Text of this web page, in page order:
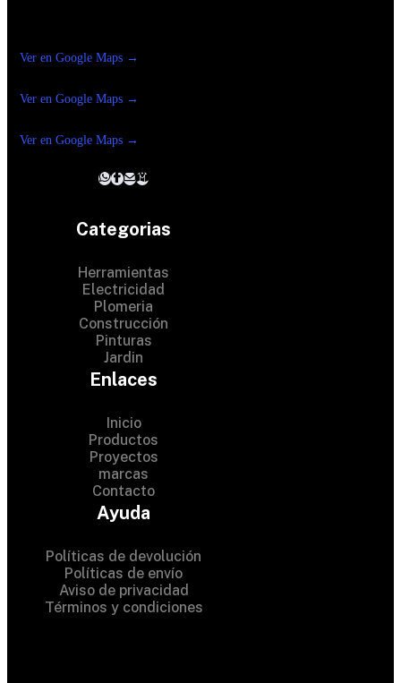
Ver en Google Maps →
Ver en Google Maps →
Ver en Google Maps →
Categorias
Herramientas
Electricidad
Plomeria
Construcción
Pinturas
Jardin
Enlaces
Inicio
Productos
Proyectos
marcas
Contacto
Ayuda
Políticas de devolución
Políticas de envío
Aviso de privacidad
Términos y condiciones